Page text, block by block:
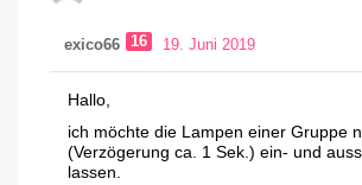
exico66 16 19. Juni 2019
Hallo,
ich möchte die Lampen einer Gruppe
(Verzögerung ca. 1 Sek.) ein- und
lassen.